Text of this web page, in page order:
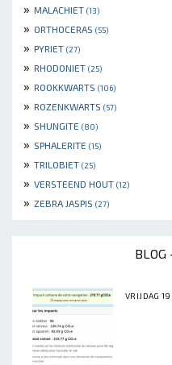
» MALACHIET (13)
» ORTHOCERAS (55)
» PYRIET (27)
» RHODONIET (25)
» ROOKKWARTS (106)
» ROZENKWARTS (57)
» SHUNGITE (80)
» SPHALERITE (15)
» TRILOBIET (25)
» VERSTEEND HOUT (12)
» ZEBRA JASPIS (27)
BLOG
VRIJDAG